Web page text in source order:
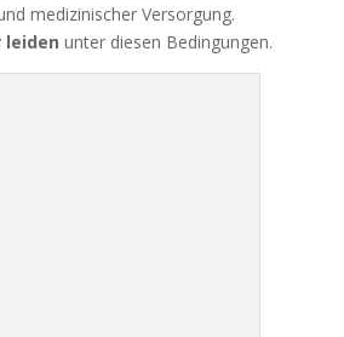
medizinischer Versorgung.
leiden unter diesen Bedingungen.